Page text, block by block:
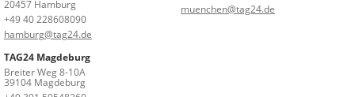
20457 Hamburg
+49 40 228608090
hamburg@tag24.de
muenchen@tag24.de
TAG24 Magdeburg
Breiter Weg 8-10A
39104 Magdeburg